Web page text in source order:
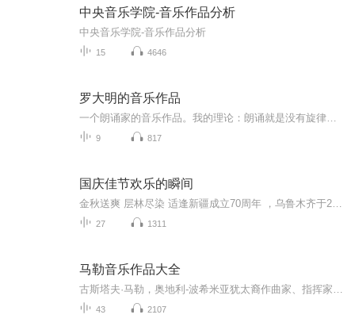
中央音乐学院-音乐作品分析
中央音乐学院-音乐作品分析
15 4646
罗大明的音乐作品
9 817
国庆佳节欢乐的瞬间
27 1311
马勒音乐作品大全
43 2107